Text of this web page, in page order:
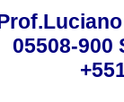
05508-900